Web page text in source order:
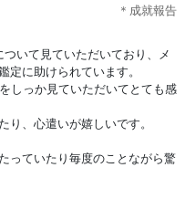
＊成就報告
いて見ていただいており、メ
に助けられています。
しっか見ていただいてとても感
、心遣いが嬉しいです。
っていたり毎度のことながら驚